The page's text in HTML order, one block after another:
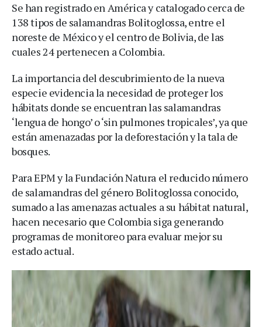
Se han registrado en América y catalogado cerca de
138 tipos de salamandras Bolitoglossa, entre el
noreste de México y el centro de Bolivia, de las
cuales 24 pertenecen a Colombia.
La importancia del descubrimiento de la nueva
especie evidencia la necesidad de proteger los
hábitats donde se encuentran las salamandras
‘lengua de hongo’ o ‘sin pulmones tropicales’, ya que
están amenazadas por la deforestación y la tala de
bosques.
Para EPM y la Fundación Natura el reducido número
de salamandras del género Bolitoglossa conocido,
sumado a las amenazas actuales a su hábitat natural,
hacen necesario que Colombia siga generando
programas de monitoreo para evaluar mejor su
estado actual.